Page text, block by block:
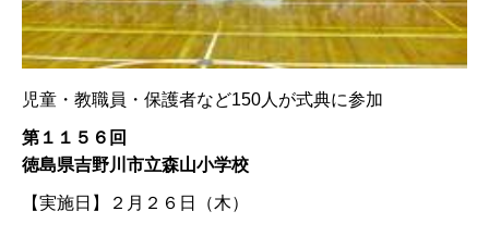
児童・教職員・保護者など150人が式典に参加
第１１５６回
徳島県吉野川市立森山小学校
【実施日】 ２月２６日（木）